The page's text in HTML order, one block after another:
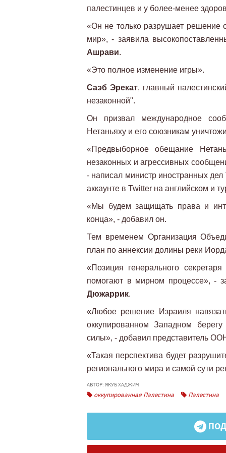
палестинцев и у более-менее
«Он не только разрушает решение
мир», - заявила
Ашрави.
«Это полное изменение игры».
Саэб Эрекат, главный
незаконной".
Он призвал международное
Нетаньяху и его союзникам
«Предвыборное обещание
незаконных и агрессивных
- написал министр иностранных
аккаунте в Twitter на английском и
«Мы будем защищать права и
конца», - добавил он.
Тем временем Организация
план по аннексии долины реки
«Позиция генерального
помогают в мирном процессе», -
Дюжаррик.
«Любое решение Израиля
оккупированном Западном
силы», - добавил представитель
«Такая перспектива будет
регионального мира и самой сути
АВТОР: ЯКУБ ХАДЖИЧ
оккупированная Палестина Палестина